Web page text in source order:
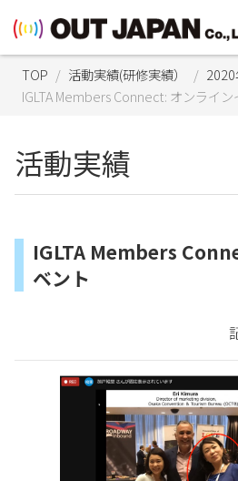
TOP 活動実績(研修実績）
IGLTA Members Connect: オンライン
活動実績
IGLTA Members
ベント